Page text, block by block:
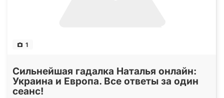
1
Сильнейшая гадалка Наталья онлайн:
Украина и Европа. Все ответы за один
сеанс!